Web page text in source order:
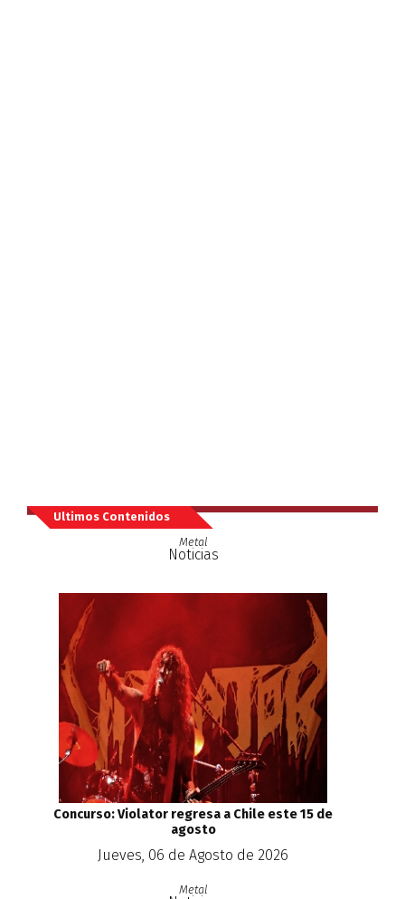
Ultimos Contenidos
Metal
Noticias
Concurso: Violator regresa a Chile este 15 de
agosto
Jueves, 06 de Agosto de 2026
Metal